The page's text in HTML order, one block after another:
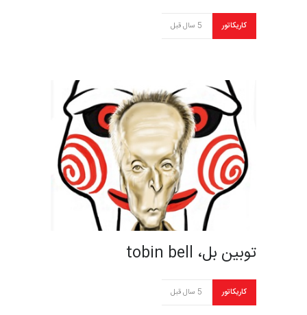
کاریکاتور 5 سال قبل
توبین بل، tobin bell
کاریکاتور 5 سال قبل